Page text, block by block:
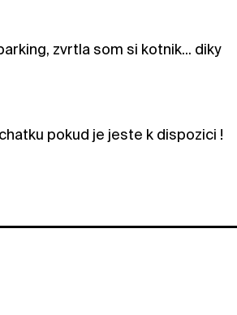
zvrtla som si kotnik... diky
pokud je jeste k dispozici !